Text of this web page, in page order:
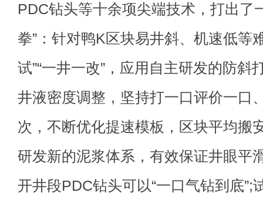
PDC钻头等十余项尖端技术，打出了
拳”：针对鸭K区块易井斜、机速低等
试”“一井一改”，应用自主研发的防斜
井液密度调整，坚持打一口评价一口
次，不断优化提速模板，区块平均搬
研发新的泥浆体系，有效保证井眼平
开井段PDC钻头可以“一口气钻到底”;